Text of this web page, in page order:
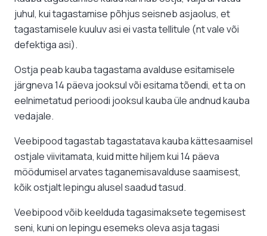
juhul, kui tagastamise põhjus seisneb asjaolus, et
tagastamisele kuuluv asi ei vasta tellitule (nt vale või
defektiga asi).
Ostja peab kauba tagastama avalduse esitamisele
järgneva 14 päeva jooksul või esitama tõendi, et ta on
eelnimetatud perioodi jooksul kauba üle andnud kauba
vedajale.
Veebipood tagastab tagastatava kauba kättesaamisel
ostjale viivitamata, kuid mitte hiljem kui 14 päeva
möödumisel arvates taganemisavalduse saamisest,
kõik ostjalt lepingu alusel saadud tasud.
Veebipood võib keelduda tagasimaksete tegemisest
seni, kuni on lepingu esemeks oleva asja tagasi